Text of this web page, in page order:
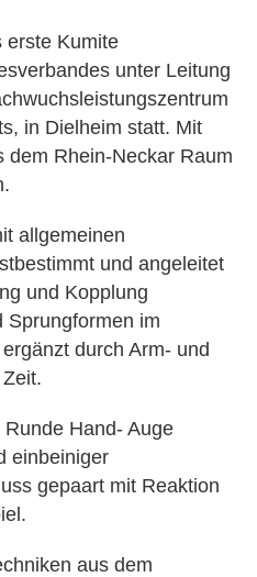
erste Kumite
unter Leitung
in Dielheim statt. Mit
dem Rhein-Neckar Raum
allgemeinen
und angeleitet
und Kopplung
Sprungformen im
durch Arm- und
Hand- Auge
einbeiniger
gepaart mit Reaktion
aus dem